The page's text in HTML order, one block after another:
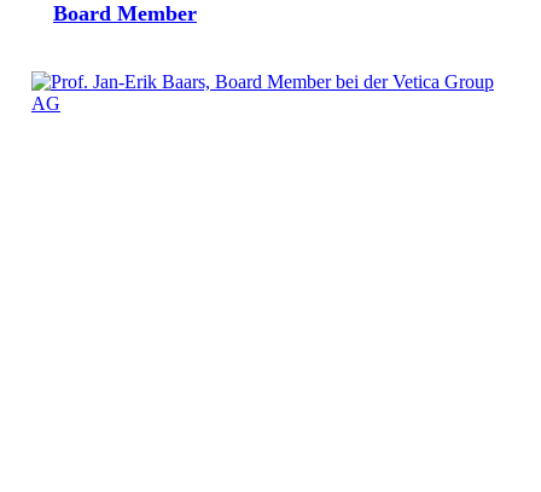
Board Member